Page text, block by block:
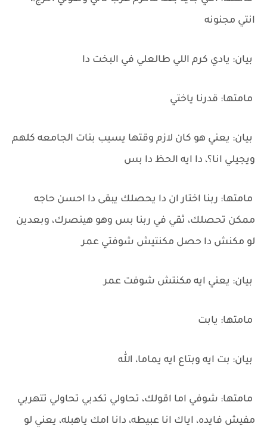
انتي مجنونه
‏بيان: يادي كرم اللي طالعلي في البخت دا
‏مامتها: قدرنا ياختي
‏بيان: يعني هو كان لازم وقتها يسيب بنات الجامعه كلهم
ويجيلي انا؟، دا ايه الحظ دا بس
‏مامتها: ربنا اختار ان دا يحصلك يبقى دا احسن حاجه
ممكن تحصلك، ثقي في ربنا بس وهو هينصرك، وبعدين
لو مكنش دا حصل مكنتيش شوفتي عمر
‏بيان: يعني ايه مكنتش شوفت عمر
‏مامتها: يابت
‏بيان: بت ايه وبتاع ايه يماما، الله
‏مامتها: شوفي اما اقولك، تحاولي تكدبي تحاولي تتهربي
مفيش فايده، اياك انا عبيطه، دانا امك ياهبله، يعني لو